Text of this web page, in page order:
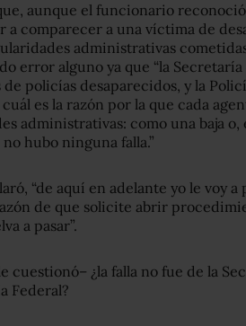
aunque el funcionario
a comparecer a una víctima de
administrativas
error alguno ya que “la
de policías desaparecidos, y la
es la razón por la que cada
administrativas: como una baja
hubo ninguna falla.”
“de aquí en adelante yo le voy
de que solicite abrir
a pasar”.
cuestionó– ¿la falla no fue de la
Federal?